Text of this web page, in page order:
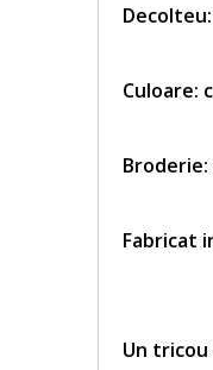
Culoare:
Broderie:
Fabricat
Un